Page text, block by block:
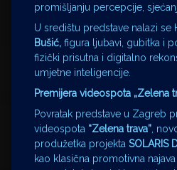
promišljanju percepcije,
U središtu predstave nalazi se
Bušić, figura ljubavi, gubitka i
fizički prisutna i digitalno
umjetne inteligencije.
Premijera videospota „Zelena
Povratak predstave u Zagreb
videospota “Zelena trava”,
produžetka projekta SOLARIS
kao klasična promotivna